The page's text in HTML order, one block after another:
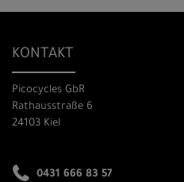
KONTAKT
Picocycles GbR
Rathausstraße 6
24103 Kiel
0431 666 83 57